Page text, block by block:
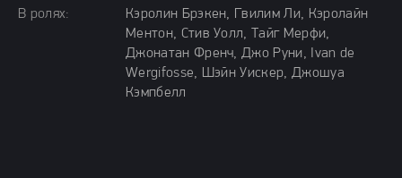
В ролях:
Кэролин Брэкен, Гвилим Ли, Кэролайн
Ментон, Стив Уолл, Тайг Мерфи,
Джонатан Френч, Джо Руни, Ivan de
Wergifosse, Шэйн Уискер, Джошуа
Кэмпбелл